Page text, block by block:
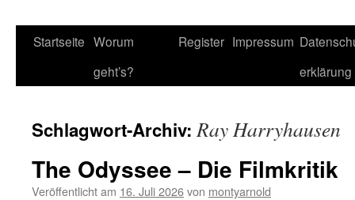
Startseite Worum
geht’s?
Register Impressum
erklärung
Schlagwort-Archiv:Ray Harryhausen
The Odyssee – Die Filmkritik
Veröffentlicht am 16. Juli 2026von montyarnold